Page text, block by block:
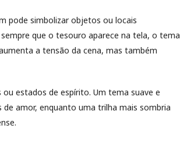
pode simbolizar objetos ou locais
que o tesouro aparece na tela, o tema
a tensão da cena, mas também
estados de espírito. Um tema suave e
amor, enquanto uma trilha mais sombria